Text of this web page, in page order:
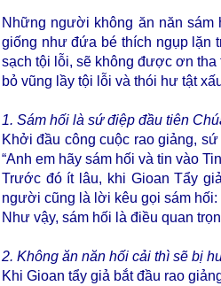
Những người không ăn năn sám
giống như đứa bé thích ngụp
sạch tội lỗi, sẽ không được ơn
bỏ vũng lầy tội lỗi và thói hư tật
1. Sám hối là sứ điệp đầu tiên
Khởi đầu công cuộc rao giảng,
“Anh em hãy sám hối và tin vào
Trước đó ít lâu, khi Gioan Tẩy
người cũng là lời kêu gọi sám hối:
Như vậy, sám hối là điều quan
2. Không ăn năn hối cải thì sẽ bị
Khi Gioan tẩy giả bắt đầu rao